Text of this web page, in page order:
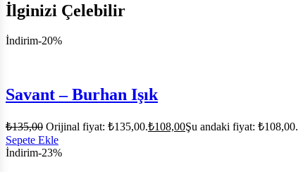
İlginizi Çelebilir
İndirim-20%
Savant – Burhan Işık
₺135,00 Orijinal fiyat: ₺135,00.₺108,00Şu andaki fiyat: ₺108,00.
Sepete Ekle
İndirim-23%